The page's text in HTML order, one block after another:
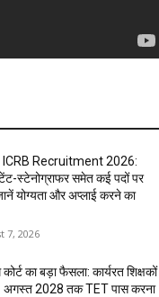
ICRB Recruitment 2026:
स्टेनोग्राफर समेत कई पदों पर
योग्यता और अप्लाई करने का
7, 2026
का बड़ा फैसला: कार्यरत शिक्षकों
अगस्त 2028 तक TET पास करना